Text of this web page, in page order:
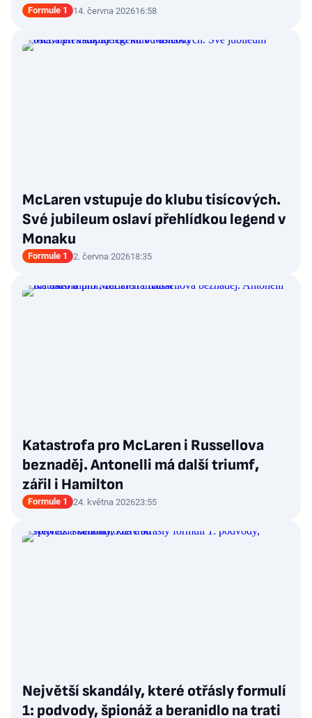
Formule 1 14. června 202616:58
McLaren vstupuje do klubu tisícových.
Své jubileum oslaví přehlídkou legend v
Monaku
Formule 1 2. června 202618:35
Katastrofa pro McLaren i Russellova
beznaděj. Antonelli má další triumf,
zářil i Hamilton
Formule 1 24. května 202623:55
Největší skandály, které otřásly formulí
1: podvody, špionáž a beranidlo na trati